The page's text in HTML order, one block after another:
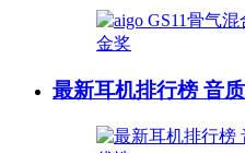
最新耳机排行榜 音